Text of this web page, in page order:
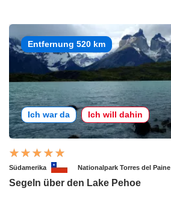
Entfernung 520 km
Ich war da Ich will dahin
Südamerika Nationalpark Torres del Paine
Segeln über den Lake Pehoe